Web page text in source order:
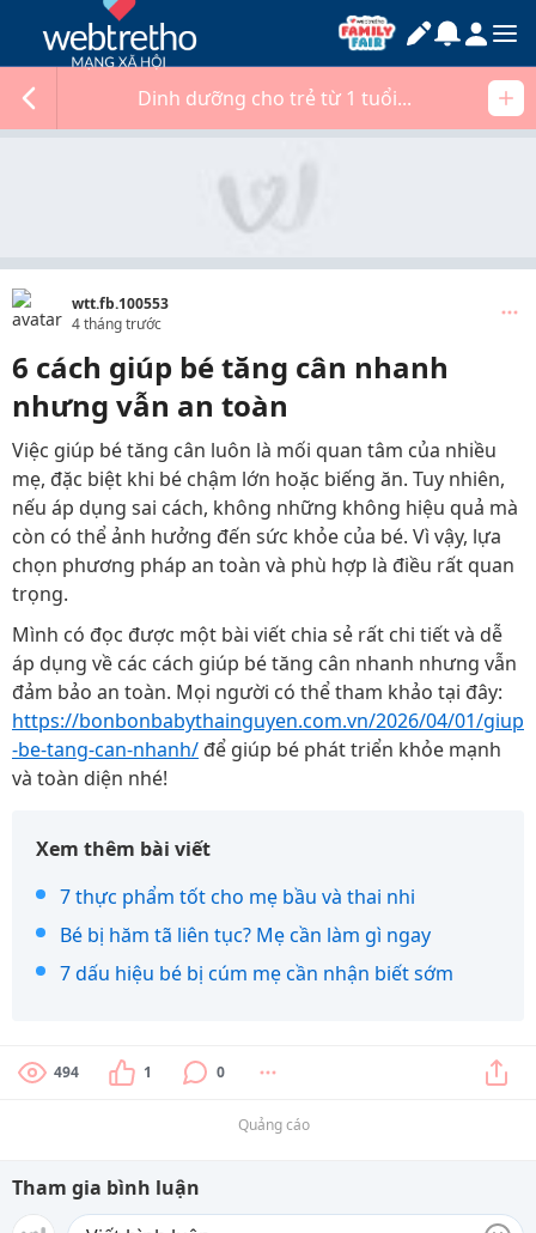
Dinh dưỡng cho trẻ từ 1 tuổi...
wtt.fb.100553
4 tháng trước
6 cách giúp bé tăng cân nhanh
nhưng vẫn an toàn
Việc giúp bé tăng cân luôn là mối quan tâm của nhiều
mẹ, đặc biệt khi bé chậm lớn hoặc biếng ăn. Tuy nhiên,
nếu áp dụng sai cách, không những không hiệu quả mà
còn có thể ảnh hưởng đến sức khỏe của bé. Vì vậy, lựa
chọn phương pháp an toàn và phù hợp là điều rất quan
trọng.
Mình có đọc được một bài viết chia sẻ rất chi tiết và dễ
áp dụng về các cách giúp bé tăng cân nhanh nhưng vẫn
đảm bảo an toàn. Mọi người có thể tham khảo tại đây:
https://bonbonbabythainguyen.com.vn/2026/04/01/giup
-be-tang-can-nhanh/ để giúp bé phát triển khỏe mạnh
và toàn diện nhé!
Xem thêm bài viết
7 thực phẩm tốt cho mẹ bầu và thai nhi
Bé bị hăm tã liên tục? Mẹ cần làm gì ngay
7 dấu hiệu bé bị cúm mẹ cần nhận biết sớm
494 1 0
Quảng cáo
Tham gia bình luận